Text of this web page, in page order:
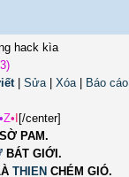
hack kìa
| Sửa| Xóa| Báo cáo
•Z• [/center]
PAM.
BÁT GIỚI.
THIEN CHÉM GIÓ.